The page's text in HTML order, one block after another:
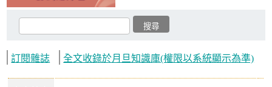
訂閱雜誌 全文收錄於月旦知識庫(權限以系統顯示為準)